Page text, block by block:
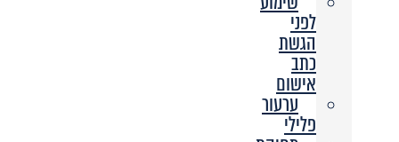
לפני
הגשת
כתב
אישום
ערעור
פלילי